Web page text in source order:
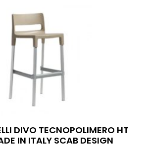
DIVO TECNOPOLIMERO HT
IN ITALY SCAB DESIGN